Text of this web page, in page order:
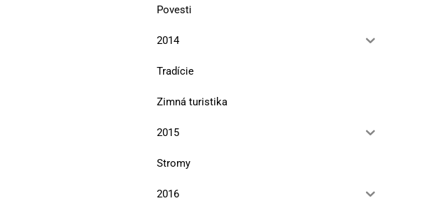
Povesti
2014
Tradície
Zimná turistika
2015
Stromy
2016